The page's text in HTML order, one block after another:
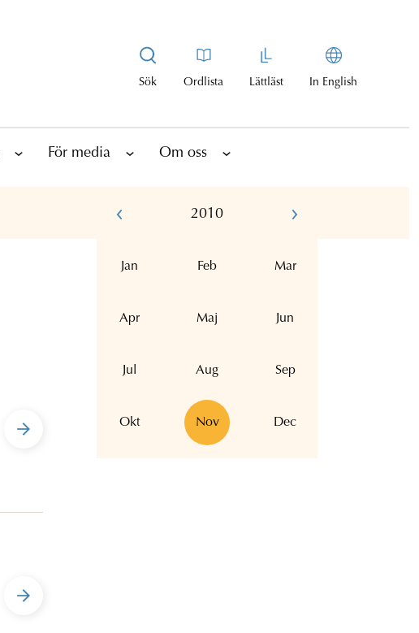
Sök Ordlista Lättläst In English
För media Om oss
2010
Jan Feb Mar
Apr Maj Jun
Jul Aug Sep
Okt Nov Dec